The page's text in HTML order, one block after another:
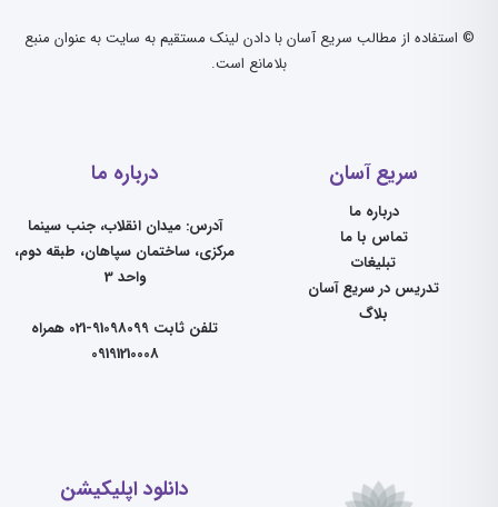
© استفاده از مطالب سریع آسان با دادن لینک مستقیم به سایت به عنوان منبع
بلامانع است.
سریع آسان
درباره ما
تماس با ما
تبلیغات
تدریس در سریع آسان
بلاگ
درباره ما
آدرس: میدان انقلاب، جنب سینما
مرکزی، ساختمان سپاهان، طبقه دوم،
واحد 3
تلفن ثابت 91098099-021 همراه
09191210008
دانلود اپلیکیشن